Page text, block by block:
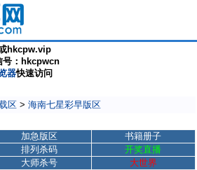
hkcpw.vip
号：hkcpwcn
器快速访问
区 > 海南七星彩早版区
加急版区
书籍册子
排列杀码
开奖直播
大师杀号
大世界